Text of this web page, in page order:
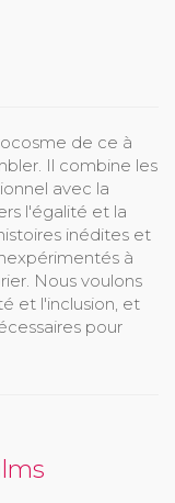
de ce à
Il combine les
avec la
l'égalité et la
inédites et
à
Nous voulons
et l'inclusion, et
pour